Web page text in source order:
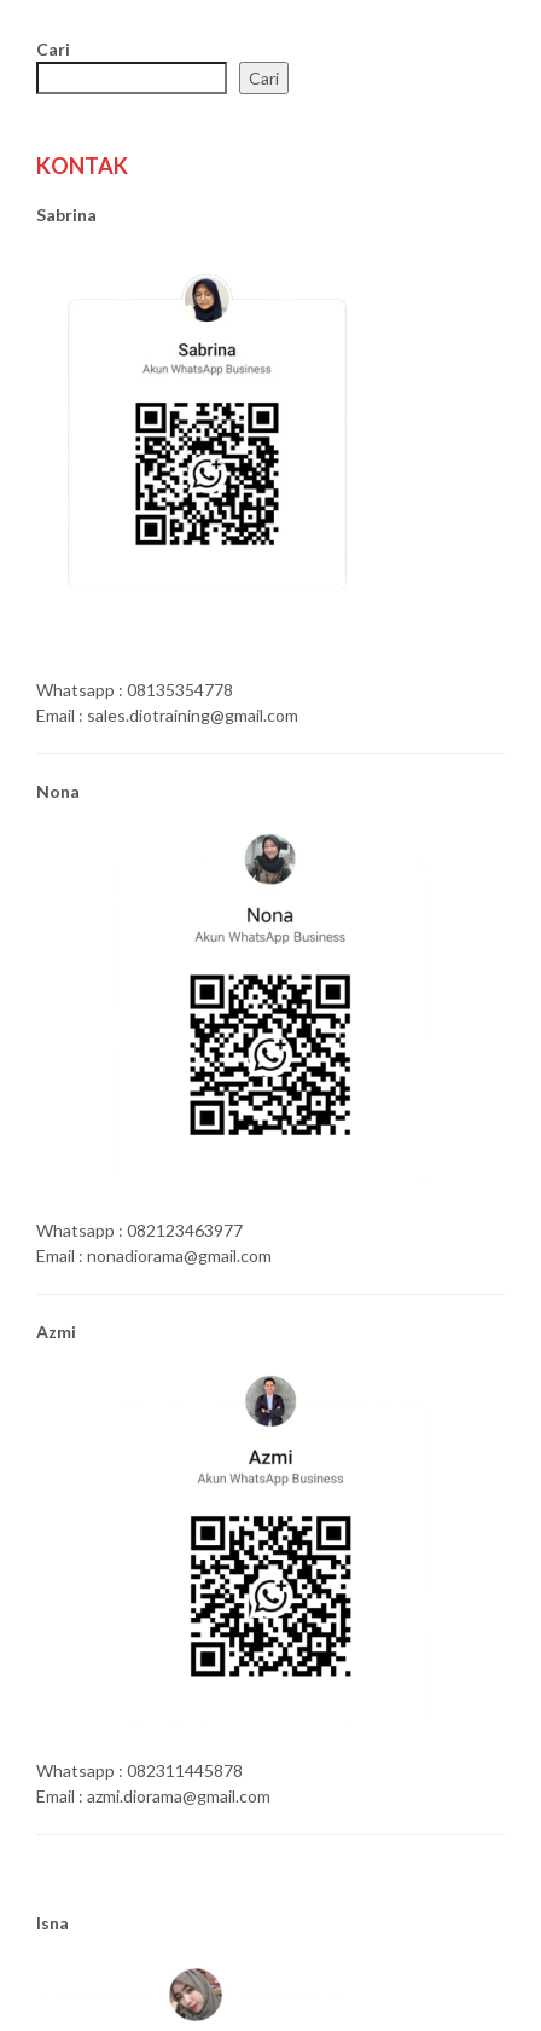
Cari
Cari
KONTAK
Sabrina
Whatsapp : 08135354778
Email : sales.diotraining@gmail.com
Nona
Whatsapp : 082123463977
Email : nonadiorama@gmail.com
Azmi
Whatsapp : 082311445878
Email : azmi.diorama@gmail.com
Isna